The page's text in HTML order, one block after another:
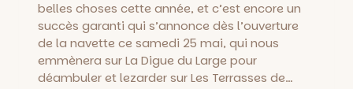
belles choses cette année, et c’est encore un
succès garanti qui s’annonce dès l’ouverture
de la navette ce samedi 25 mai, qui nous
emmènera sur La Digue du Large pour
déambuler et lezarder sur Les Terrasses de…